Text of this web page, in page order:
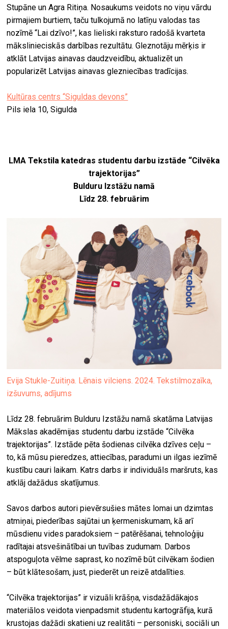
Stupāne un Agra Ritiņa. Nosaukums veidots no viņu vārdu
pirmajiem burtiem, taču tulkojumā no latīņu valodas tas
nozīmē “Lai dzīvo!”, kas lieliski raksturo radošā kvarteta
mākslinieciskās darbības rezultātu. Gleznotāju mērķis ir
atklāt Latvijas ainavas daudzveidību, aktualizēt un
popularizēt Latvijas ainavas glezniecības tradīcijas.
Kultūras centrs “Siguldas devons”
Pils iela 10, Sigulda
LMA Tekstila katedras studentu darbu izstāde “Cilvēka
trajektorijas”
Bulduru Izstāžu namā
Līdz 28. februārim
Evija Stukle-Zuitiņa. Lēnais vilciens. 2024. Tekstilmozaīka,
izšuvums, adījums
Līdz 28. februārim Bulduru Izstāžu namā skatāma Latvijas
Mākslas akadēmijas studentu darbu izstāde “Cilvēka
trajektorijas”. Izstāde pēta šodienas cilvēka dzīves ceļu –
to, kā mūsu pieredzes, attiecības, paradumi un ilgas iezīmē
kustību cauri laikam. Katrs darbs ir individuāls maršruts, kas
atklāj dažādus skatījumus.
Savos darbos autori pievērsušies mātes lomai un dzimtas
atmiņai, piederības sajūtai un ķermeniskumam, kā arī
mūsdienu vides paradoksiem – patērēšanai, tehnoloģiju
radītajai atsvešinātībai un tuvības zudumam. Darbos
atspoguļota vēlme saprast, ko nozīmē būt cilvēkam šodien
– būt klātesošam, just, piederēt un reizē atdalīties.
“Cilvēka trajektorijas” ir vizuāli krāšņa, visdažādākajos
materiālos veidota vienpadsmit studentu kartogrāfija, kurā
krustojas dažādi skatieni uz realitāti – personiski, sociāli un